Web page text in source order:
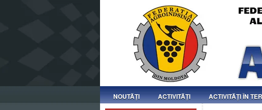
NOUTĂȚI ACTIVITĂȚI ACTIVITĂȚI ÎN